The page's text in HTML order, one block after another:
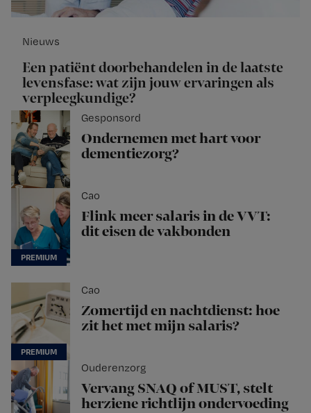
Nieuws
Een patiënt doorbehandelen in de laatste
levensfase: wat zijn jouw ervaringen als
verpleegkundige?
Gesponsord
Ondernemen met hart voor
dementiezorg?
Cao
Flink meer salaris in de VVT:
dit eisen de vakbonden
Cao
Zomertijd en nachtdienst: hoe
zit het met mijn salaris?
Ouderenzorg
Vervang SNAQ of MUST, stelt
herziene richtlijn ondervoeding